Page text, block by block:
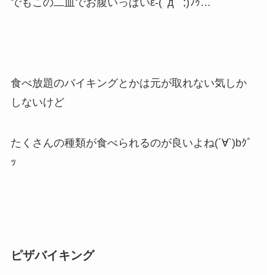
食べ放題のバイキングとかは元が取れない気しか
しないけど
たくさんの種類が食べられるのが良いよね(´∀`)bｸﾞ
ｯ
ピザバイキング